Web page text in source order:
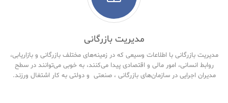
مدیریت بازرگانی
مدیریت بازرگانی با اطلاعات وسیعی که در زمینه‌های مختلف بازرگانی و بازاریابی،
روابط انسانی، امور مالی و اقتصادی پیدا می‌کنند، به خوبی می‌توانند در سطح
مدیران اجرایی در سازمان‌های بازرگانی ، صنعتی و دولتی به کار اشتغال ورزند.